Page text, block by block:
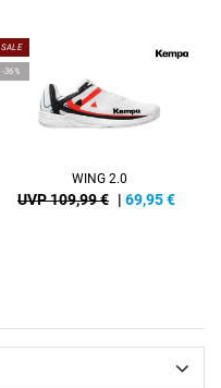
SALE
-36%
WING 2.0
UVP 109,99 € | 69,95€